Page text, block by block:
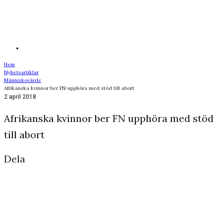
Hem
Nyhetsartiklar
Människovärde
Afrikanska kvinnor ber FN upphöra med stöd till abort
2 april 2018
Afrikanska kvinnor ber FN upphöra med stöd
till abort
Dela